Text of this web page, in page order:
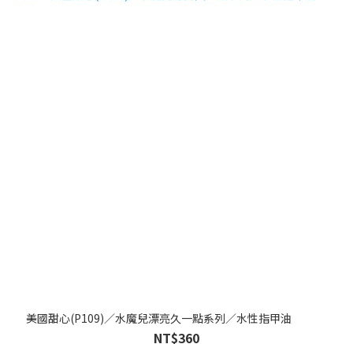
美國甜心(P109)／水魔兒漂亮久一點系列／水性指甲油
NT$360